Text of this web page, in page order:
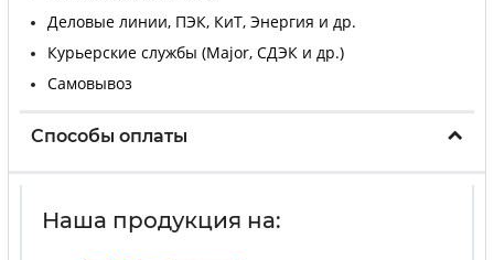
Деловые линии, ПЭК, КиТ, Энергия и др.
Курьерские службы (Major, СДЭК и др.)
Самовывоз
Способы оплаты
Наша продукция на: